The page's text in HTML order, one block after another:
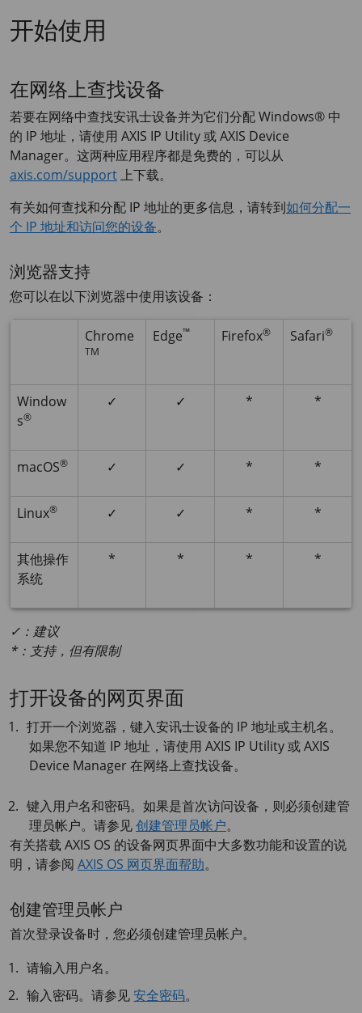
开始使用
在网络上查找设备
若要在网络中查找安讯士设备并为它们分配 Windows® 中
的 IP 地址，请使用 AXIS IP Utility 或AXIS Device
Manager。这两种应用程序都是免费的，可以从
axis.com/support上下载。
有关如何查找和分配 IP 地址的更多信息，请转到如何分配一
个 IP 地址和访问您的设备。
浏览器支持
您可以在以下浏览器中使用该设备：
Chrome
TM
Edge™ Firefox® Safari®
Window
s®
✓ ✓ * *
macOS® ✓ ✓ * *
Linux® ✓ ✓ * *
其他操作
系统
* * * *
✓：建议
*：支持，但有限制
打开设备的网页界面
打开一个浏览器，键入安讯士设备的 IP 地址或主机名。
如果您不知道 IP 地址，请使用 AXIS IP Utility 或AXIS
Device Manager 在网络上查找设备。
键入用户名和密码。如果是首次访问设备，则必须创建管
理员帐户。请参见创建管理员帐户。
有关搭载 AXIS OS 的设备网页界面中大多数功能和设置的说
明，请参阅 AXIS OS 网页界面帮助。
创建管理员帐户
首次登录设备时，您必须创建管理员帐户。
请输入用户名。
输入密码。请参见安全密码。